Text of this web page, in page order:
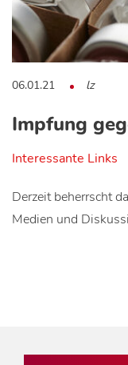
06.01.21 lz
Impfung
Interessante Links
Derzeit beherrscht
Medien und